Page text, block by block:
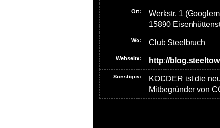
Ort:
Werkstr. 1
15890
Wo: Club Steelbruch
Webseite: http://
Sonstiges:
KODDER ist die
Mitbegründer von